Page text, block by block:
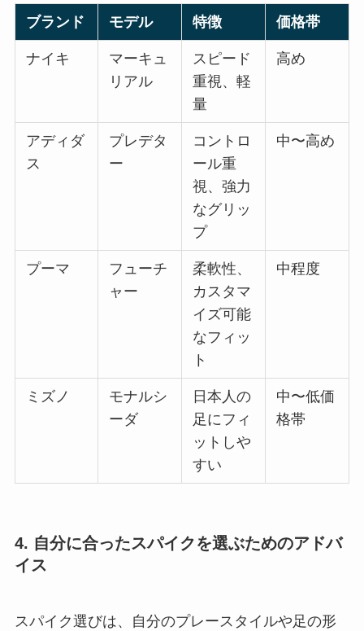
ブランド モデル 特徴 価格帯
ナイキ
マーキュ
リアル
スピード
重視、軽
量
高め
アディダ
ス
プレデタ
ー
コントロ
ール重
視、強力
なグリッ
プ
中〜高め
プーマ
フューチ
ャー
柔軟性、
カスタマ
イズ可能
なフィッ
ト
中程度
ミズノ
モナルシ
ーダ
日本人の
足にフィ
ットしや
すい
中〜低価
格帯
4. 自分に合ったスパイクを選ぶためのアドバ
イス
スパイク選びは、自分のプレースタイルや足の形